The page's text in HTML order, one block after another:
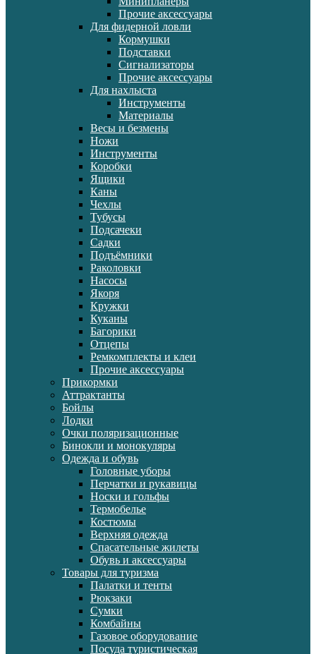
Прочие аксессуары
Для фидерной ловли
Кормушки
Подставки
Сигнализаторы
Прочие аксессуары
Для нахлыста
Инструменты
Материалы
Весы и безмены
Ножи
Инструменты
Коробки
Ящики
Каны
Чехлы
Тубусы
Подсачеки
Садки
Подъёмники
Раколовки
Насосы
Якоря
Кружки
Куканы
Багорики
Отцепы
Ремкомплекты и клеи
Прочие аксессуары
Прикормки
Аттрактанты
Бойлы
Лодки
Очки поляризационные
Бинокли и монокуляры
Одежда и обувь
Головные уборы
Перчатки и рукавицы
Носки и гольфы
Термобелье
Костюмы
Верхняя одежда
Спасательные жилеты
Обувь и аксессуары
Товары для туризма
Палатки и тенты
Рюкзаки
Сумки
Комбайны
Газовое оборудование
Посуда туристическая